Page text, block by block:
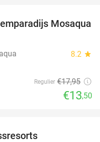
25%
Mosaqua
8.2 star
Regulier €17,95
€13,50